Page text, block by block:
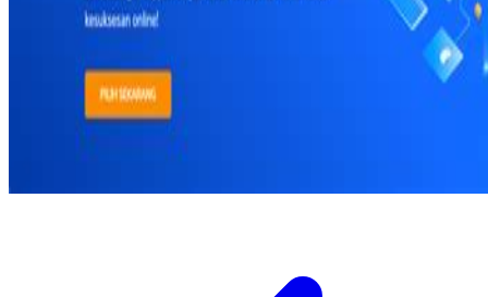
W
Waterland
Wellness
Xootz